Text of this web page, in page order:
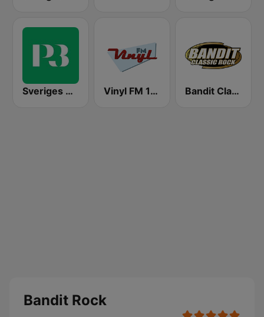
Sveriges Radio P3 Vinyl FM 107 Bandit Classic Rock
Bandit Rock